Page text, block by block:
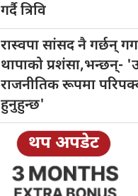
गर्दै त्रिवि
रास्वपा सांसदनै गर्छन्
थापाको प्रशंसा,भन्छन्-
राजनीतिक रूपमा
हुनुहुन्छ'
थप अपडेट